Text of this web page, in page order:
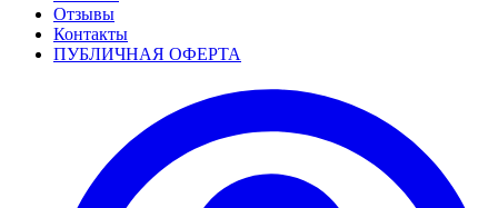
Отзывы
Контакты
ПУБЛИЧНАЯ ОФЕРТА